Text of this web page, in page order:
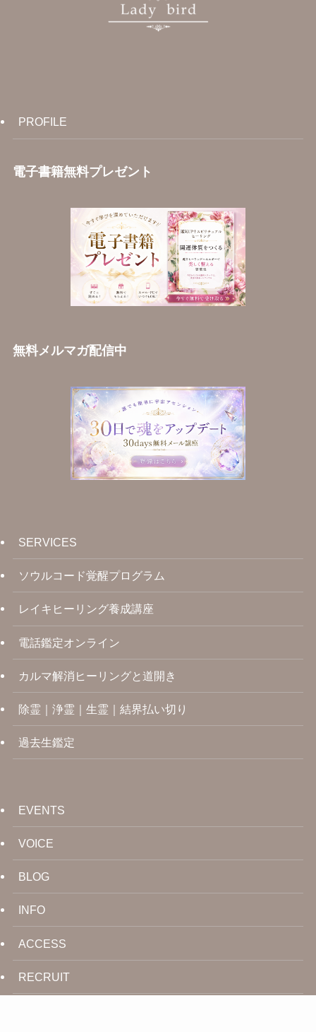
PROFILE
電子書籍無料プレゼント
無料メルマガ配信中
SERVICES
ソウルコード覚醒プログラム
レイキヒーリング養成講座
電話鑑定オンライン
カルマ解消ヒーリングと道開き
除霊｜浄霊｜生霊｜結界払い切り
過去生鑑定
EVENTS
VOICE
BLOG
INFO
ACCESS
RECRUIT